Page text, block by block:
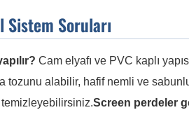
Soruları
Cam elyafı ve PVC kaplı
tozunu alabilir, hafif nemli ve
temizleyebilirsiniz.Screen perdeler